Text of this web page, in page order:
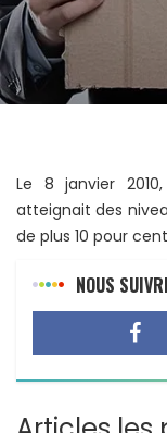
Le 8 janvier
atteignait des
de plus 10 pour
NOUS